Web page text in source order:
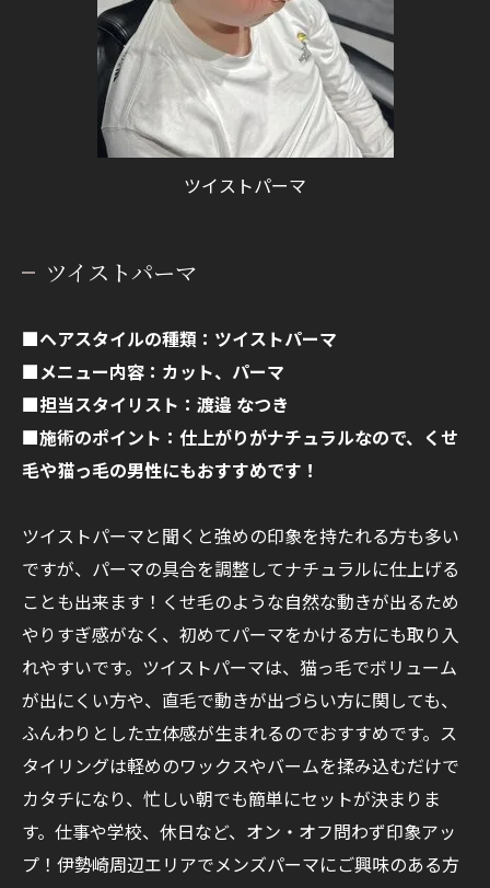
ツイストパーマ
ツイストパーマ
■ヘアスタイルの種類：ツイストパーマ
■メニュー内容：カット、パーマ
■担当スタイリスト：渡邉 なつき
■施術のポイント：仕上がりがナチュラルなので、くせ
毛や猫っ毛の男性にもおすすめです！
ツイストパーマと聞くと強めの印象を持たれる方も多い
ですが、パーマの具合を調整してナチュラルに仕上げる
ことも出来ます！くせ毛のような自然な動きが出るため
やりすぎ感がなく、初めてパーマをかける方にも取り入
れやすいです。ツイストパーマは、猫っ毛でボリューム
が出にくい方や、直毛で動きが出づらい方に関しても、
ふんわりとした立体感が生まれるのでおすすめです。ス
タイリングは軽めのワックスやバームを揉み込むだけで
カタチになり、忙しい朝でも簡単にセットが決まりま
す。仕事や学校、休日など、オン・オフ問わず印象アッ
プ！伊勢崎周辺エリアでメンズパーマにご興味のある方